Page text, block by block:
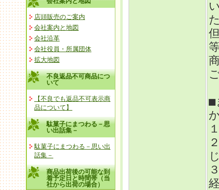
店頭販売のご案内
会社案内と地図
会社沿革
会社役員・所属団体
拡大地図
不良返品不可商品につ
いて
【不良でも返品不可表示商
品について】
駄菓子にまつわる－思
い出話集－
駄菓子にまつわる－思い出
話集－
商品出荷後の可能な到
着予定日と時間帯（当
社から出荷の場合）
■